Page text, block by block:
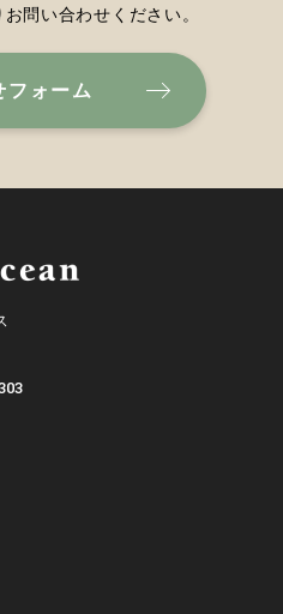
問い合わせください。
フォーム